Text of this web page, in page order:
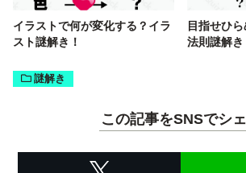
イラストで何が変化する？イラ
スト謎解き！
目指せひ
法則謎解き
謎解き
この記事をSNSでシ